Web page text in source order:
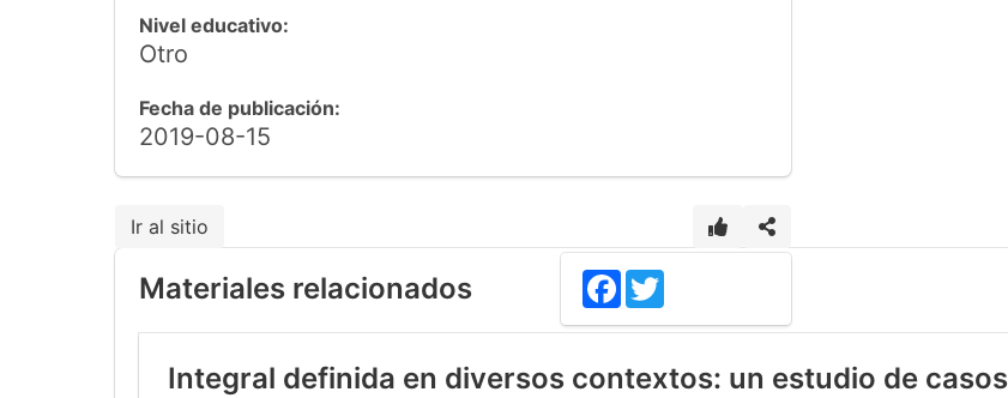
Nivel educativo:
Otro
Fecha de publicación:
2019-08-15
Ir al sitio
Facebook
Materiales relacionados
Integral definida en diversos contextos: un estudio de casos